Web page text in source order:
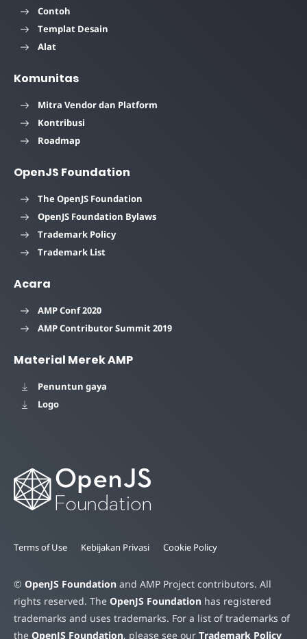
Contoh
Templat Desain
Alat
Komunitas
Mitra Vendor dan Platform
Kontribusi
Roadmap
OpenJS Foundation
The OpenJS Foundation
OpenJS Foundation Bylaws
Trademark Policy
Trademark List
Acara
AMP Conf 2020
AMP Contributor Summit 2019
Material Merek AMP
Penuntun gaya
Logo
Terms of Use Kebijakan Privasi Cookie Policy
© OpenJS Foundation and AMP Project contributors. All
rights reserved. The OpenJS Foundation has registered
trademarks and uses trademarks. For a list of trademarks of
the OpenJS Foundation, please see our Trademark Policy